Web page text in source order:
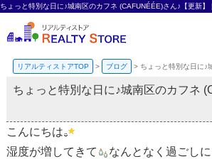
リアルティストアTOP > ブログ > ちょっと特別な日に♪
ちょっと特別な日に♪城南区のカフネ
こんにちは
湿度が増してきて
なんとなく過ごし